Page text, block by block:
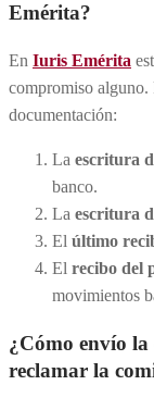
Emérita?
En Iuris Emérita
compromiso alguno.
documentación:
La escritura
banco.
La escritura
El último
El recibo del
movimientos
¿Cómo envío
reclamar la